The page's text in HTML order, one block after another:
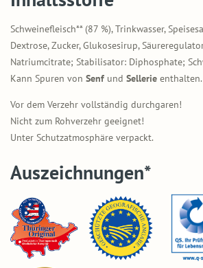
Schweinefleisch** (87 %), Trinkwasser,
Dextrose, Zucker, Glukosesirup,
Natriumcitrate; Stabilisator: Diphosphate;
Kann Spuren von Senf und Sellerie enthalten.
Vor dem Verzehr vollständig durchgaren!
Nicht zum Rohverzehr geeignet!
Unter Schutzatmosphäre verpackt.
Auszeichnungen*